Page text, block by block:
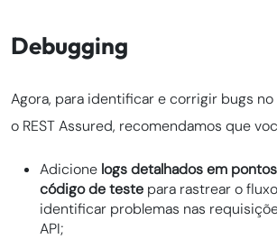
Debugging
Agora, para identificar e corrigir bugs
o REST Assured, recomendamos que
Adicione logs detalhados em
código de teste para rastrear o
identificar problemas nas
API;